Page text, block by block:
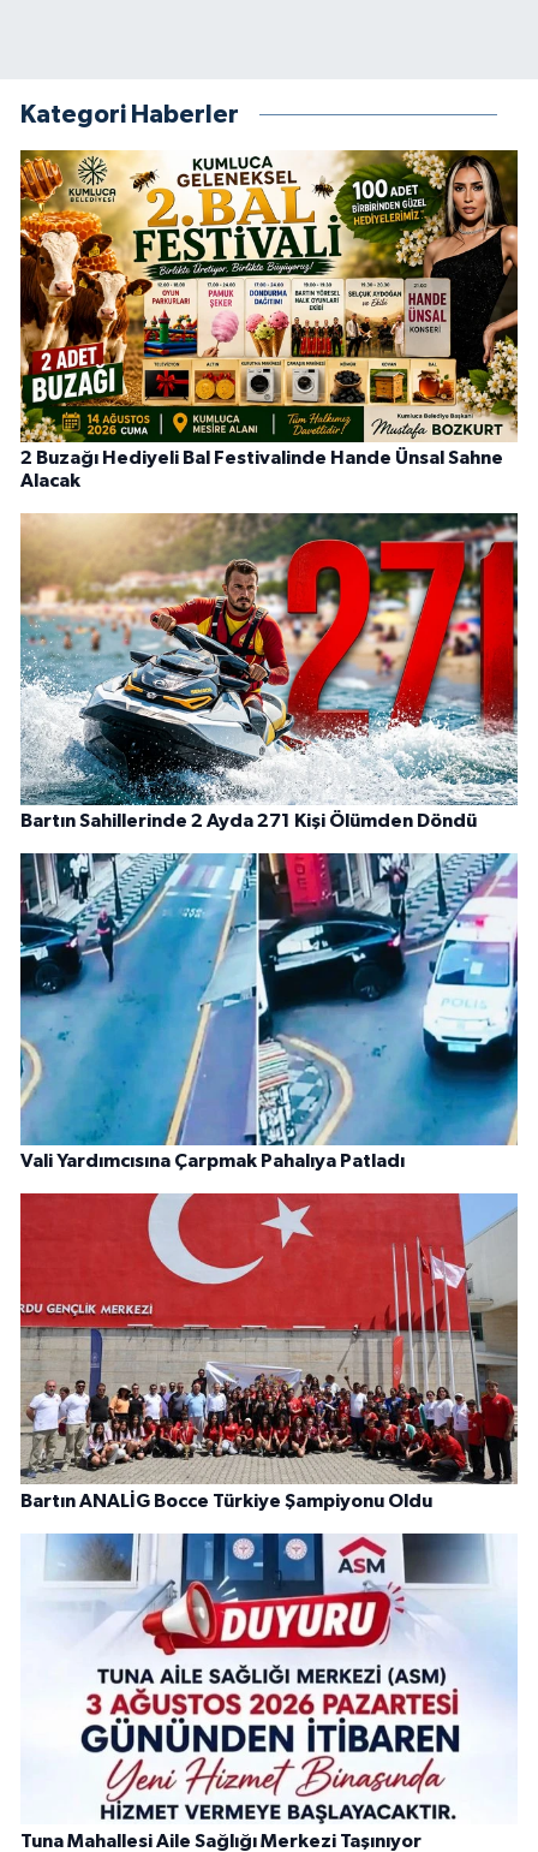
Kategori Haberler
2 Buzağı Hediyeli Bal Festivalinde Hande Ünsal Sahne
Alacak
Bartın Sahillerinde 2 Ayda 271 Kişi Ölümden Döndü
Vali Yardımcısına Çarpmak Pahalıya Patladı
Bartın ANALİG Bocce Türkiye Şampiyonu Oldu
Tuna Mahallesi Aile Sağlığı Merkezi Taşınıyor